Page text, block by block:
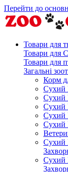
Перейти до
Товари для
Товари для
Товари для
Загальні
Корм
Сухий
Сухий
Сухий
Сухий
Сухий
Сухий
Сухий